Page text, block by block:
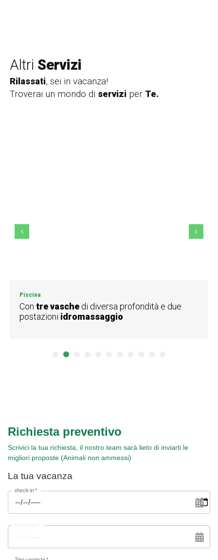
Altri Servizi
Rilassati, sei in vacanza!
Troverai un mondo di servizi per Te.
Piscina
Con tre vasche di diversa profondità e due
postazioni idromassaggio
4